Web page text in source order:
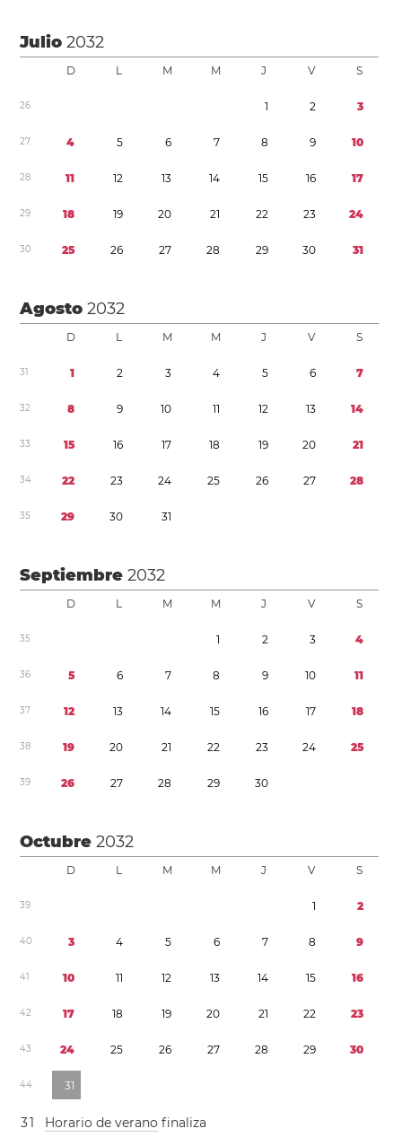
Julio2032
D L M M J V S
26 1 2 3
27 4 5 6 7 8 9 10
28 11 12 13 14 15 16 17
29 18 19 20 21 22 23 24
30 25 26 27 28 29 30 31
Agosto2032
D L M M J V S
31 1 2 3 4 5 6 7
32 8 9 10 11 12 13 14
33 15 16 17 18 19 20 21
34 22 23 24 25 26 27 28
35 29 30 31
Septiembre2032
D L M M J V S
35 1 2 3 4
36 5 6 7 8 9 10 11
37 12 13 14 15 16 17 18
38 19 20 21 22 23 24 25
39 26 27 28 29 30
Octubre2032
D L M M J V S
39 1 2
40 3 4 5 6 7 8 9
41 10 11 12 13 14 15 16
42 17 18 19 20 21 22 23
43 24 25 26 27 28 29 30
44 31
31 Horario de verano finaliza